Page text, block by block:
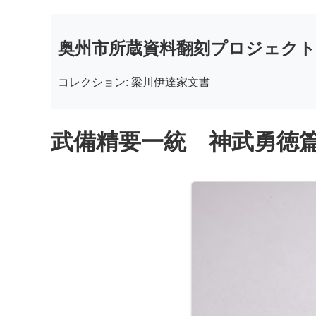
奥州市所蔵資料翻刻プロジェクト
コレクション: 梁川伊達家文書
武備精要一統 神武勇徳